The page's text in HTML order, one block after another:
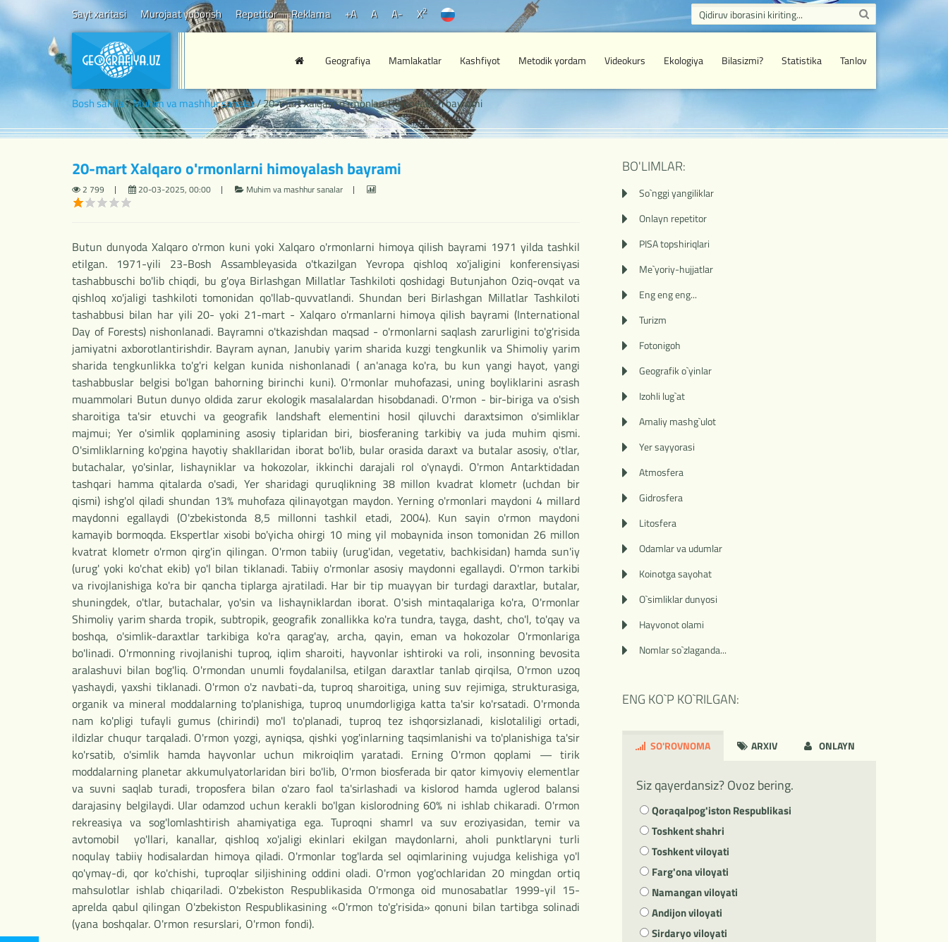
Sayt xaritasi Murojaat yuborish Repetitor Reklama +A A A- X2
Geografiya Mamlakatlar Kashfiyot Metodik yordam Videokurs Ekologiya Bilasizmi? Statistika Tanlov
Bosh sahifa/Muhim va mashhur sanalar/ 20-mart Xalqaro o'rmonlarni himoyalash bayrami
20-mart Xalqaro o'rmonlarni himoyalash bayrami
2 799 20-03-2025, 00:00 Muhim va mashhur sanalar
Butun dunyoda Xalqaro o'rmon kuni yoki Xalqaro o'rmonlarni himoya qilish bayrami 1971 yilda tashkil
etilgan. 1971-yili 23-Bosh Assambleyasida o'tkazilgan Yevropa qishloq xo'jaligini konferensiyasi
tashabbuschi bo'lib chiqdi, bu g'oya Birlashgan Millatlar Tashkiloti qoshidagi Butunjahon Oziq-ovqat va
qishloq xo'jaligi tashkiloti tomonidan qo'llab-quvvatlandi. Shundan beri Birlashgan Millatlar Tashkiloti
tashabbusi bilan har yili 20- yoki 21-mart - Xalqaro o'rmanlarni himoya qilish bayrami (International
Day of Forests) nishonlanadi. Bayramni o'tkazishdan maqsad - o'rmonlarni saqlash zarurligini to'g'risida
jamiyatni axborotlantirishdir. Bayram aynan, Janubiy yarim sharida kuzgi tengkunlik va Shimoliy yarim
sharida tengkunlikka to'g'ri kelgan kunida nishonlanadi ( an'anaga ko'ra, bu kun yangi hayot, yangi
tashabbuslar belgisi bo'lgan bahorning birinchi kuni). O'rmonlar muhofazasi, uning boyliklarini asrash
muammolari Butun dunyo oldida zarur ekologik masalalardan hisobdanadi. O'rmon - bir-biriga va o'sish
sharoitiga ta'sir etuvchi va geografik landshaft elementini hosil qiluvchi daraxtsimon o'simliklar
majmui; Yer o'simlik qoplamining asosiy tiplaridan biri, biosferaning tarkibiy va juda muhim qismi.
O'simliklarning ko'pgina hayotiy shakllaridan iborat bo'lib, bular orasida daraxt va butalar asosiy, o'tlar,
butachalar, yo'sinlar, lishayniklar va hokozolar, ikkinchi darajali rol o'ynaydi. O'rmon Antarktidadan
tashqari hamma qitalarda o'sadi, Yer sharidagi quruqlikning 38 millon kvadrat klometr (uchdan bir
qismi) ishg'ol qiladi shundan 13% muhofaza qilinayotgan maydon. Yerning o'rmonlari maydoni 4 millard
maydonni egallaydi (O'zbekistonda 8,5 millonni tashkil etadi, 2004). Kun sayin o'rmon maydoni
kamayib bormoqda. Ekspertlar xisobi bo'yicha ohirgi 10 ming yil mobaynida inson tomonidan 26 millon
kvatrat klometr o'rmon qirg'in qilingan. O'rmon tabiiy (urug'idan, vegetativ, bachkisidan) hamda sun'iy
(urug' yoki ko'chat ekib) yo'l bilan tiklanadi. Tabiiy o'rmonlar asosiy maydonni egallaydi. O'rmon tarkibi
va rivojlanishiga ko'ra bir qancha tiplarga ajratiladi. Har bir tip muayyan bir turdagi daraxtlar, butalar,
shuningdek, o'tlar, butachalar, yo'sin va lishayniklardan iborat. O'sish mintaqalariga ko'ra, O'rmonlar
Shimoliy yarim sharda tropik, subtropik, geografik zonallikka ko'ra tundra, tayga, dasht, cho'l, to'qay va
boshqa, o'simlik-daraxtlar tarkibiga ko'ra qarag'ay, archa, qayin, eman va hokozolar O'rmonlariga
bo'linadi. O'rmonning rivojlanishi tuproq, iqlim sharoiti, hayvonlar ishtiroki va roli, insonning bevosita
aralashuvi bilan bog'liq. O'rmondan unumli foydalanilsa, etilgan daraxtlar tanlab qirqilsa, O'rmon uzoq
yashaydi, yaxshi tiklanadi. O'rmon o'z navbati-da, tuproq sharoitiga, uning suv rejimiga, strukturasiga,
organik va mineral moddalarning to'planishiga, tuproq unumdorligiga katta ta'sir ko'rsatadi. O'rmonda
nam ko'pligi tufayli gumus (chirindi) mo'l to'planadi, tuproq tez ishqorsizlanadi, kislotaliligi ortadi,
ildizlar chuqur tarqaladi. O'rmon yozgi, ayniqsa, qishki yog'inlarning taqsimlanishi va to'planishiga ta'sir
ko'rsatib, o'simlik hamda hayvonlar uchun mikroiqlim yaratadi. Erning O'rmon qoplami — tirik
moddalarning planetar akkumulyatorlaridan biri bo'lib, O'rmon biosferada bir qator kimyoviy elementlar
va suvni saqlab turadi, troposfera bilan o'zaro faol ta'sirlashadi va kislorod hamda uglerod balansi
darajasiny belgilaydi. Ular odamzod uchun kerakli bo'lgan kislorodning 60% ni ishlab chikaradi. O'rmon
rekreasiya va sog'lomlashtirish ahamiyatiga ega. Tuproqni shamrl va suv eroziyasidan, temir va
avtomobil yo'llari, kanallar, qishloq xo'jaligi ekinlari ekilgan maydonlarni, aholi punktlaryni turli
noqulay tabiiy hodisalardan himoya qiladi. O'rmonlar tog'larda sel oqimlarining vujudga kelishiga yo'l
qo'ymay-di, qor ko'chishi, tuproqlar siljishining oddini oladi. O'rmon yog'ochlaridan 20 mingdan ortiq
mahsulotlar ishlab chiqariladi. O'zbekiston Respublikasida O'rmonga oid munosabatlar 1999-yil 15-
aprelda qabul qilingan O'zbekiston Respublikasining «O'rmon to'g'risida» qonuni bilan tartibga solinadi
(yana boshqalar. O'rmon resurslari, O'rmon fondi).
BO'LIMLAR:
So`nggi yangiliklar
Onlayn repetitor
PISA topshiriqlari
Me`yoriy-hujjatlar
Eng eng eng...
Turizm
Fotonigoh
Geografik o`yinlar
Izohli lug`at
Amaliy mashg`ulot
Yer sayyorasi
Atmosfera
Gidrosfera
Litosfera
Odamlar va udumlar
Koinotga sayohat
O`simliklar dunyosi
Hayvonot olami
Nomlar so`zlaganda...
ENG KO`P KO`RILGAN:
SO'ROVNOMA ARXIV ONLAYN
Siz qayerdansiz? Ovoz bering.
Qoraqalpog'iston Respublikasi
Toshkent shahri
Toshkent viloyati
Farg'ona viloyati
Namangan viloyati
Andijon viloyati
Sirdaryo viloyati